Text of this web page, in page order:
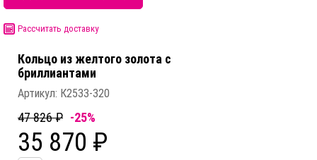
Рассчитать доставку
Кольцо из желтого золота c
бриллиантами
Артикул: К2533-320
47 826 ₽ -25%
35 870 ₽